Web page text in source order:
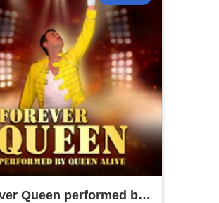
Queen performed by